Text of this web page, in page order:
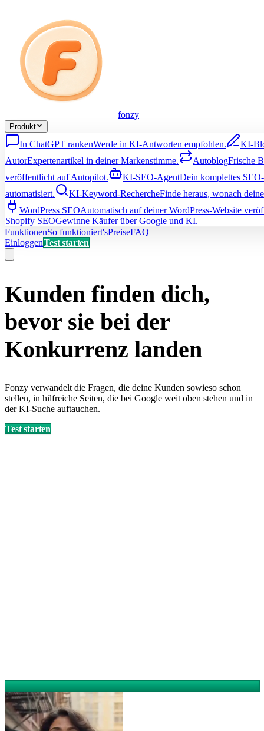
fonzy
Produkt
In ChatGPT rankenWerde in KI-Antworten empfohlen.
KI-
AutorExpertenartikel in deiner Markenstimme. AutoblogFrische
veröffentlicht auf Autopilot.
KI-SEO-AgentDein komplettes
automatisiert.
KI-Keyword-RechercheFinde heraus, wonach
WordPress SEOAutomatisch auf deiner WordPress-Website
Shopify SEOGewinne Käufer über Google und KI.
FunktionenSo funktioniert'sPreiseFAQ
EinloggenTest starten
Kunden finden dich,
bevor sie bei der
Konkurrenz landen
Fonzy verwandelt die Fragen, die deine Kunden sowieso schon
stellen, in hilfreiche Seiten, die bei Google weit oben stehen und in
der KI-Suche auftauchen.
Test starten